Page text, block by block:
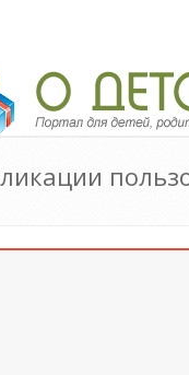
портал «О